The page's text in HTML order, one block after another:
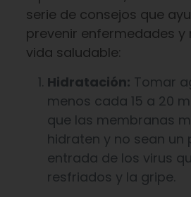
serie de consejos que
prevenir enfermedades y
vida saludable:
Hidratación: Tomar
menos cada 15 a 20
que las membranas
hidraten y no sean un
entrada de los virus
resfriados y la gripe.